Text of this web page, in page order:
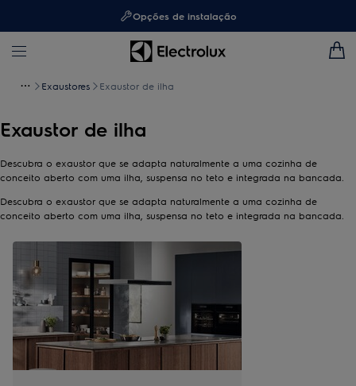
Opções de instalação
Exaustores Exaustor de ilha
Exaustor de ilha
Descubra o exaustor que se adapta naturalmente a uma cozinha de
conceito aberto com uma ilha, suspensa no teto e integrada na bancada.
Descubra o exaustor que se adapta naturalmente a uma cozinha de
conceito aberto com uma ilha, suspensa no teto e integrada na bancada.
de